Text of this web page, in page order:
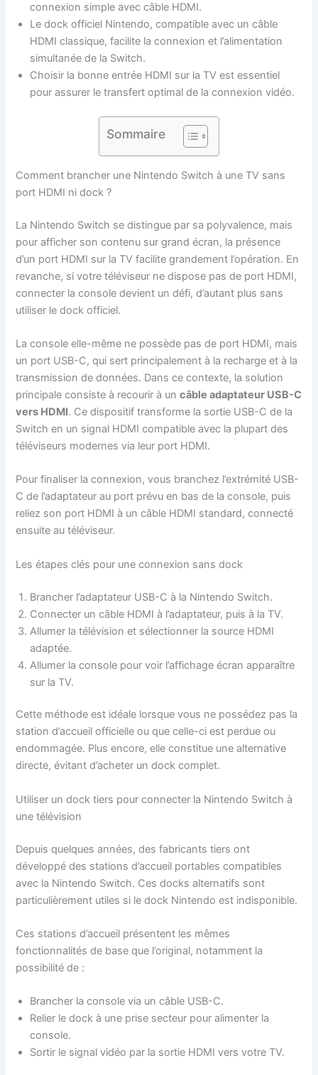
connexion simple avec câble HDMI.
Le dock officiel Nintendo, compatible avec un câble
HDMI classique, facilite la connexion et l’alimentation
simultanée de la Switch.
Choisir la bonne entrée HDMI sur la TV est essentiel
pour assurer le transfert optimal de la connexion vidéo.
Sommaire
Comment brancher une Nintendo Switch à une TV sans
port HDMI ni dock ?
La Nintendo Switch se distingue par sa polyvalence, mais
pour afficher son contenu sur grand écran, la présence
d’un port HDMI sur la TV facilite grandement l’opération. En
revanche, si votre téléviseur ne dispose pas de port HDMI,
connecter la console devient un défi, d’autant plus sans
utiliser le dock officiel.
La console elle-même ne possède pas de port HDMI, mais
un port USB-C, qui sert principalement à la recharge et à la
transmission de données. Dans ce contexte, la solution
principale consiste à recourir à uncâble adaptateur USB-C
vers HDMI. Ce dispositif transforme la sortie USB-C de la
Switch en un signal HDMI compatible avec la plupart des
téléviseurs modernes via leur port HDMI.
Pour finaliser la connexion, vous branchez l’extrémité USB-
C de l’adaptateur au port prévu en bas de la console, puis
reliez son port HDMI à un câble HDMI standard, connecté
ensuite au téléviseur.
Les étapes clés pour une connexion sans dock
Brancher l’adaptateur USB-C à la Nintendo Switch.
Connecter un câble HDMI à l’adaptateur, puis à la TV.
Allumer la télévision et sélectionner la source HDMI
adaptée.
Allumer la console pour voir l’affichage écran apparaître
sur la TV.
Cette méthode est idéale lorsque vous ne possédez pas la
station d’accueil officielle ou que celle-ci est perdue ou
endommagée. Plus encore, elle constitue une alternative
directe, évitant d’acheter un dock complet.
Utiliser un dock tiers pour connecter la Nintendo Switch à
une télévision
Depuis quelques années, des fabricants tiers ont
développé des stations d’accueil portables compatibles
avec la Nintendo Switch. Ces docks alternatifs sont
particulièrement utiles si le dock Nintendo est indisponible.
Ces stations d’accueil présentent les mêmes
fonctionnalités de base que l’original, notamment la
possibilité de :
Brancher la console via un câble USB-C.
Relier le dock à une prise secteur pour alimenter la
console.
Sortir le signal vidéo par la sortie HDMI vers votre TV.